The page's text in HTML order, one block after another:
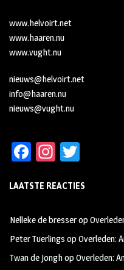
www.helvoirt.net
www.haaren.nu
www.vught.nu
nieuws@helvoirt.net
info@haaren.nu
nieuws@vught.nu
Fa
b
oo
k
In
ag
m
tt
LAATSTE REACTIES
Nelleke de bresserop
Peter Tuerlings opOverleden:
Twan de JonghopOverleden: